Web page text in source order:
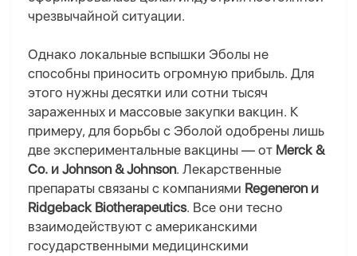
чрезвычайной ситуации.
Однако локальные вспышки Эболы не
способны приносить огромную прибыль. Для
этого нужны десятки или сотни тысяч
зараженных и массовые закупки вакцин. К
примеру, для борьбы с Эболой одобрены лишь
две экспериментальные вакцины — от Merck &
Co. и Johnson & Johnson. Лекарственные
препараты связаны с компаниями Regeneron и
Ridgeback Biotherapeutics. Все они тесно
взаимодействуют с американскими
государственными медицинскими